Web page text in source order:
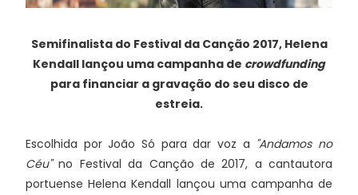
Semifinalista do Festival da Canção 2017, Helena
Kendall lançou uma campanha de crowdfunding
para financiar a gravação do seu disco de
estreia.
Escolhida por João Só para dar voz a "Andamos no
Céu"no Festival da Canção de 2017, a cantautora
portuense Helena Kendall lançou uma campanha de